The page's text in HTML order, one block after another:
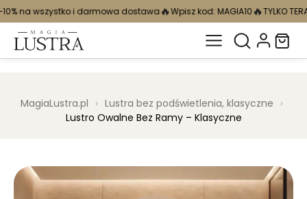
i darmowa dostawa🔥Wpisz kod: MAGIA10🔥TYLKO TERAZ: –10% na
MagiaLustra.pl › Lustra bez podświetlenia, klasyczne ›
Lustro Owalne Bez Ramy – Klasyczne